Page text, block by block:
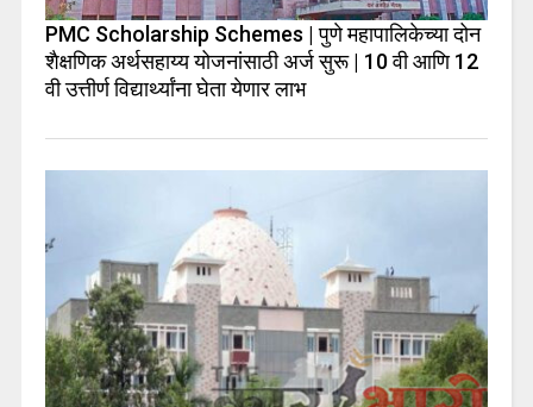
PMC Scholarship Schemes | पुणे महापालिकेच्या दोन
शैक्षणिक अर्थसहाय्य योजनांसाठी अर्ज सुरू | 10 वी आणि 12
वी उत्तीर्ण विद्यार्थ्यांना घेता येणार लाभ